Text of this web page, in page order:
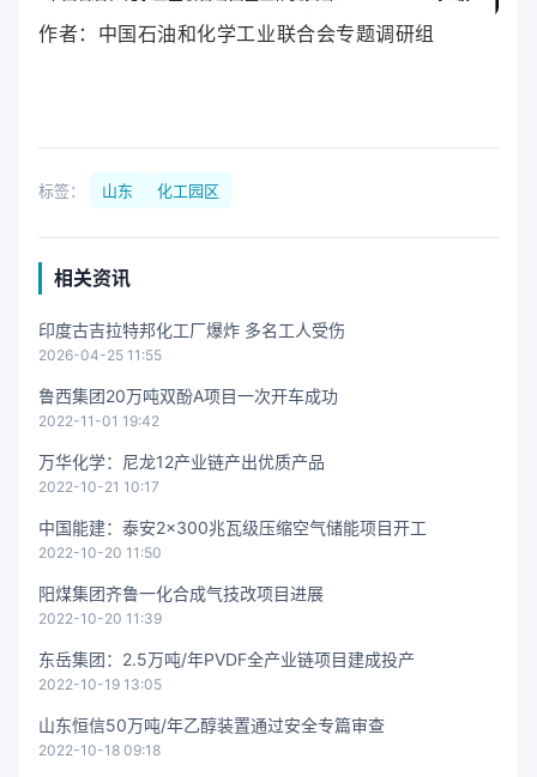
作者： 中国石油和化学工业联合会专题调研组
标签： 山东 化工园区
相关资讯
印度古吉拉特邦化工厂爆炸 多名工人受伤
2026-04-25 11:55
鲁西集团20万吨双酚A项目一次开车成功
2022-11-01 19:42
万华化学：尼龙12产业链产出优质产品
2022-10-21 10:17
中国能建：泰安2×300兆瓦级压缩空气储能项目开工
2022-10-20 11:50
阳煤集团齐鲁一化合成气技改项目进展
2022-10-20 11:39
东岳集团：2.5万吨/年PVDF全产业链项目建成投产
2022-10-19 13:05
山东恒信50万吨/年乙醇装置通过安全专篇审查
2022-10-18 09:18